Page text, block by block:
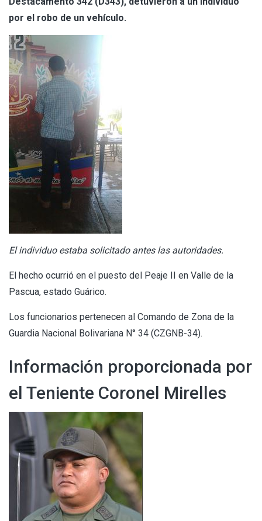
por el robo de un vehículo.
El individuo estaba solicitado antes las autoridades.
El hecho ocurrió en el puesto del Peaje II en Valle de la
Pascua, estado Guárico.
Los funcionarios pertenecen al Comando de Zona de la
Guardia Nacional Bolivariana N° 34 (CZGNB-34).
Información proporcionada por
el Teniente Coronel Mirelles